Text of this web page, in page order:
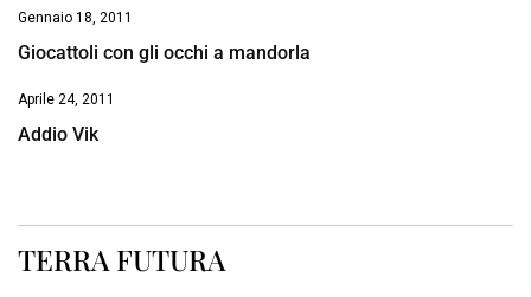
Gennaio 18, 2011
Giocattoli con gli occhi a mandorla
Aprile 24, 2011
Addio Vik
TERRA FUTURA